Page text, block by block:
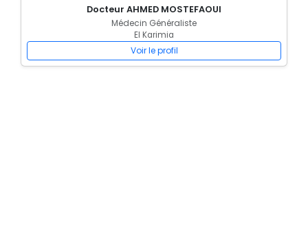
Docteur AHMED MOSTEFAOUI
Médecin Généraliste
El Karimia
Voir le profil